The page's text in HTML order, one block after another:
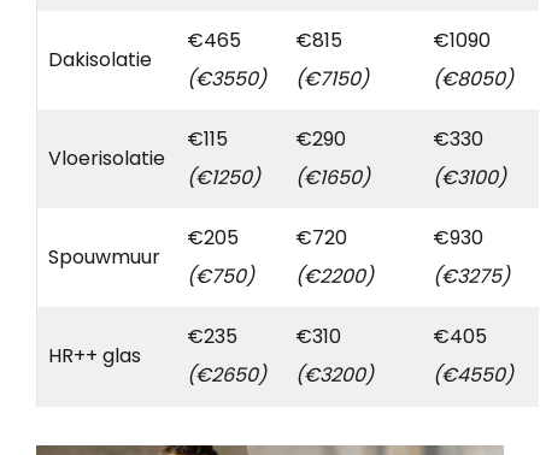
Dakisolatie
€465
(€3550)
€815
(€7150)
€1090
(€8050)
Vloerisolatie
€115
(€1250)
€290
(€1650)
€330
(€3100)
Spouwmuur
€205
(€750)
€720
(€2200)
€930
(€3275)
HR++ glas
€235
(€2650)
€310
(€3200)
€405
(€4550)